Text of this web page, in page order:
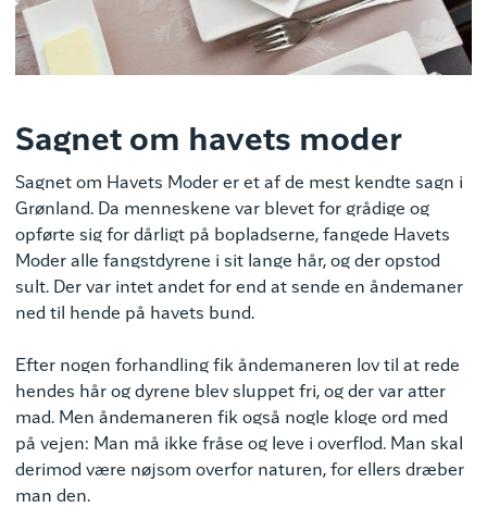
Sagnet om havets moder
Sagnet om Havets Moder er et af de mest kendte sagn i
Grønland. Da menneskene var blevet for grådige og
opførte sig for dårligt på bopladserne, fangede Havets
Moder alle fangstdyrene i sit lange hår, og der opstod
sult. Der var intet andet for end at sende en åndemaner
ned til hende på havets bund.
Efter nogen forhandling fik åndemaneren lov til at rede
hendes hår og dyrene blev sluppet fri, og der var atter
mad. Men åndemaneren fik også nogle kloge ord med
på vejen: Man må ikke fråse og leve i overflod. Man skal
derimod være nøjsom overfor naturen, for ellers dræber
man den.